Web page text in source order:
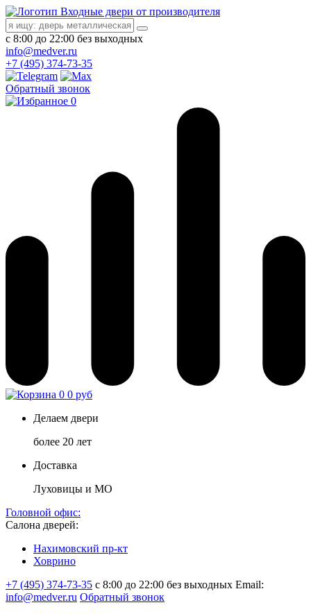
Входные двери от производителя
с 8:00 до 22:00 без выходных
info@medver.ru
+7 (495) 374-73-35
Обратный звонок
0
0 0 руб
Делаем двери
более 20 лет
Доставка
Луховицы и МО
Головной офис:
Салона дверей:
Нахимовский пр-кт
Ховрино
+7 (495) 374-73-35 с 8:00 до 22:00 без выходных Email:
info@medver.ru Обратный звонок